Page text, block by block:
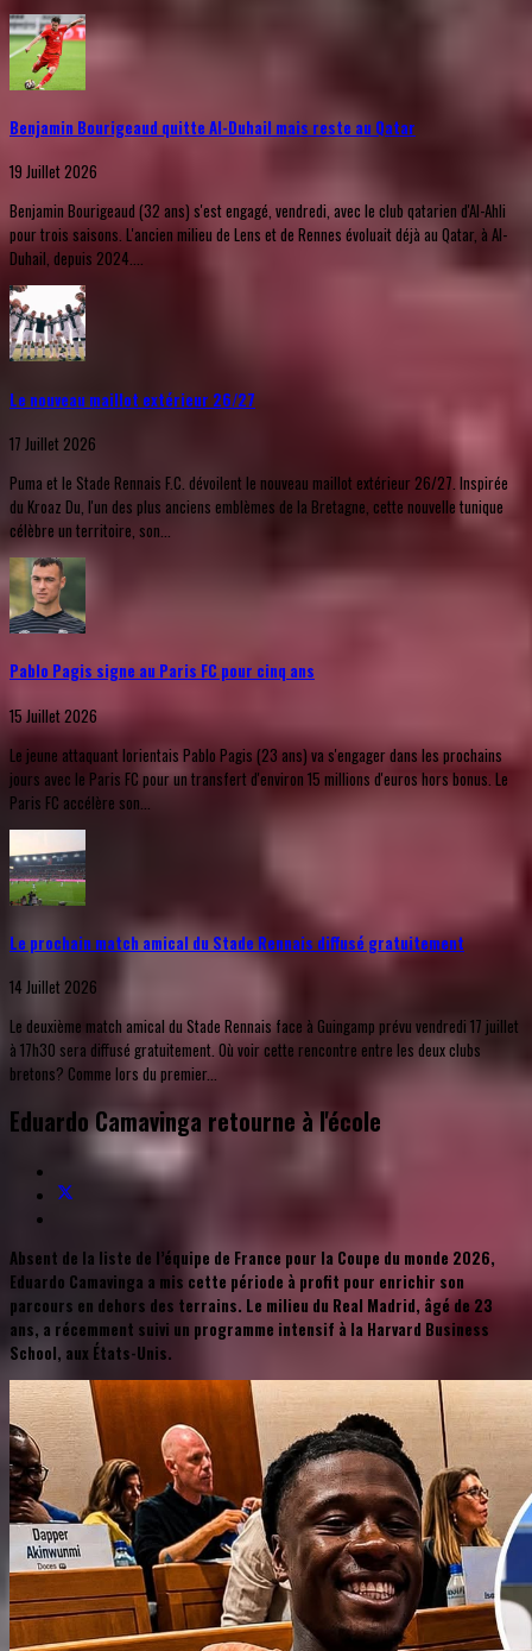
Benjamin Bourigeaud quitte Al-Duhail mais reste au Qatar
19 Juillet 2026
Benjamin Bourigeaud (32 ans) s'est engagé, vendredi, avec le club qatarien d'Al-Ahli
pour trois saisons. L'ancien milieu de Lens et de Rennes évoluait déjà au Qatar, à Al-
Duhail, depuis 2024....
Le nouveau maillot extérieur 26/27
17 Juillet 2026
Puma et le Stade Rennais F.C. dévoilent le nouveau maillot extérieur 26/27. Inspirée
du Kroaz Du, l'un des plus anciens emblèmes de la Bretagne, cette nouvelle tunique
célèbre un territoire, son...
Pablo Pagis signe au Paris FC pour cinq ans
15 Juillet 2026
Le jeune attaquant lorientais Pablo Pagis (23 ans) va s'engager dans les prochains
jours avec le Paris FC pour un transfert d'environ 15 millions d'euros hors bonus. Le
Paris FC accélère son...
Le prochain match amical du Stade Rennais diffusé gratuitement
14 Juillet 2026
Le deuxième match amical du Stade Rennais face à Guingamp prévu vendredi 17 juillet
à 17h30 sera diffusé gratuitement. Où voir cette rencontre entre les deux clubs
bretons? Comme lors du premier...
Eduardo Camavinga retourne à l'école
Absent de la liste de l’équipe de France pour la Coupe du monde 2026,
Eduardo Camavinga a mis cette période à profit pour enrichir son
parcours en dehors des terrains. Le milieu du Real Madrid, âgé de 23
ans, a récemment suivi un programme intensif à la Harvard Business
School, aux États-Unis.